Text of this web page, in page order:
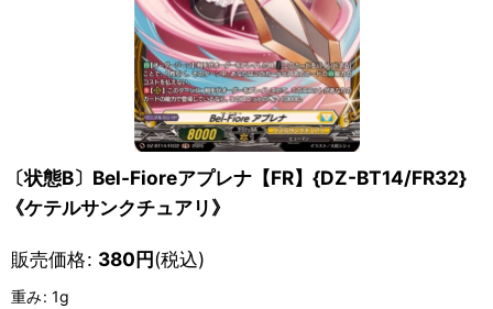
〔状態B〕Bel-Fioreアプレナ【FR】{DZ-BT14/FR32}
《ケテルサンクチュアリ》
販売価格: 380円(税込)
重み: 1g